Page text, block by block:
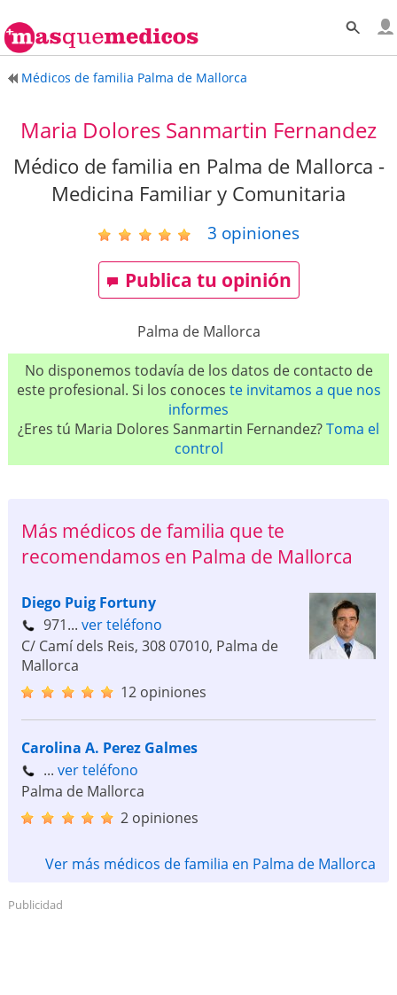
Médicos de familia Palma de Mallorca
Maria Dolores Sanmartin Fernandez
Médico de familia en Palma de Mallorca -
Medicina Familiar y Comunitaria
3 opiniones
Publica tu opinión
Palma de Mallorca
No disponemos todavía de los datos de contacto de
este profesional. Si los conoces te invitamos a que nos
informes
¿Eres tú Maria Dolores Sanmartin Fernandez?Toma el
control
Más médicos de familia que te
recomendamos en Palma de Mallorca
Diego Puig Fortuny
971... ver teléfono
C/ Camí dels Reis, 30807010, Palma de
Mallorca
12 opiniones
Carolina A. Perez Galmes
... ver teléfono
Palma de Mallorca
2 opiniones
Ver más médicos de familia en Palma de Mallorca
Publicidad